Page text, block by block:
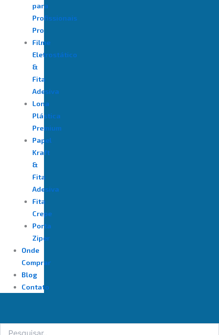
para
Profissionais
Pro
Filme
Eletrostático
&
Fita
Adesiva
⁠Lona
Plástica
Premium
Papel
Kraft
&
Fita
Adesiva
Fita
Crepe
Porta
Ziper
Onde
Comprar
Blog
Contato